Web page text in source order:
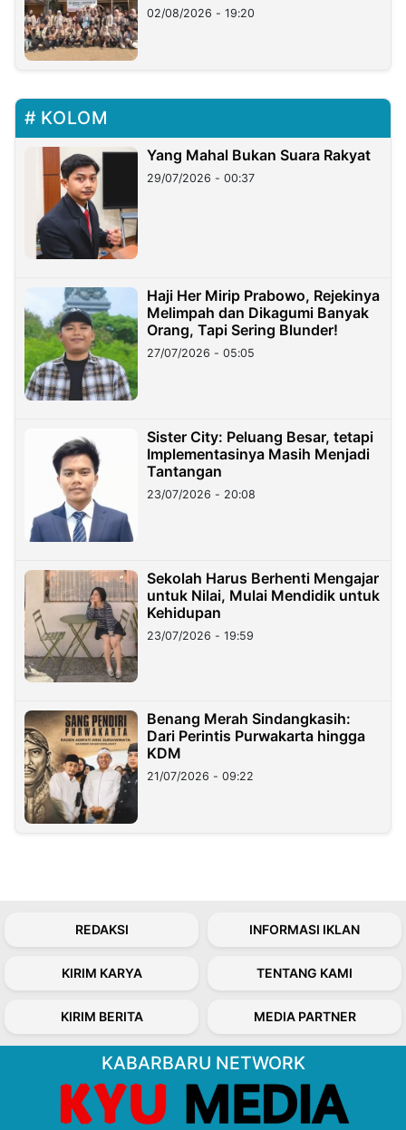
02/08/2026 - 19:20
KOLOM
Yang Mahal Bukan Suara Rakyat
29/07/2026 - 00:37
Haji Her Mirip Prabowo, Rejekinya
Melimpah dan Dikagumi Banyak
Orang, Tapi Sering Blunder!
27/07/2026 - 05:05
Sister City: Peluang Besar, tetapi
Implementasinya Masih Menjadi
Tantangan
23/07/2026 - 20:08
Sekolah Harus Berhenti Mengajar
untuk Nilai, Mulai Mendidik untuk
Kehidupan
23/07/2026 - 19:59
Benang Merah Sindangkasih:
Dari Perintis Purwakarta hingga
KDM
21/07/2026 - 09:22
REDAKSI INFORMASI IKLAN
KIRIM KARYA TENTANG KAMI
KIRIM BERITA MEDIA PARTNER
KABARBARU NETWORK